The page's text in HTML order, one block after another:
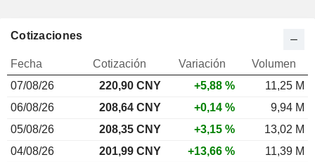
Cotizaciones
Fecha Cotización Variación
Volumen
07/08/26
220,90 CNY +5,88 %
11,25 M
06/08/26
208,64 CNY +0,14 %
9,94 M
05/08/26
208,35 CNY +3,15 %
13,02 M
04/08/26
201,99 CNY +13,66 %
11,39 M